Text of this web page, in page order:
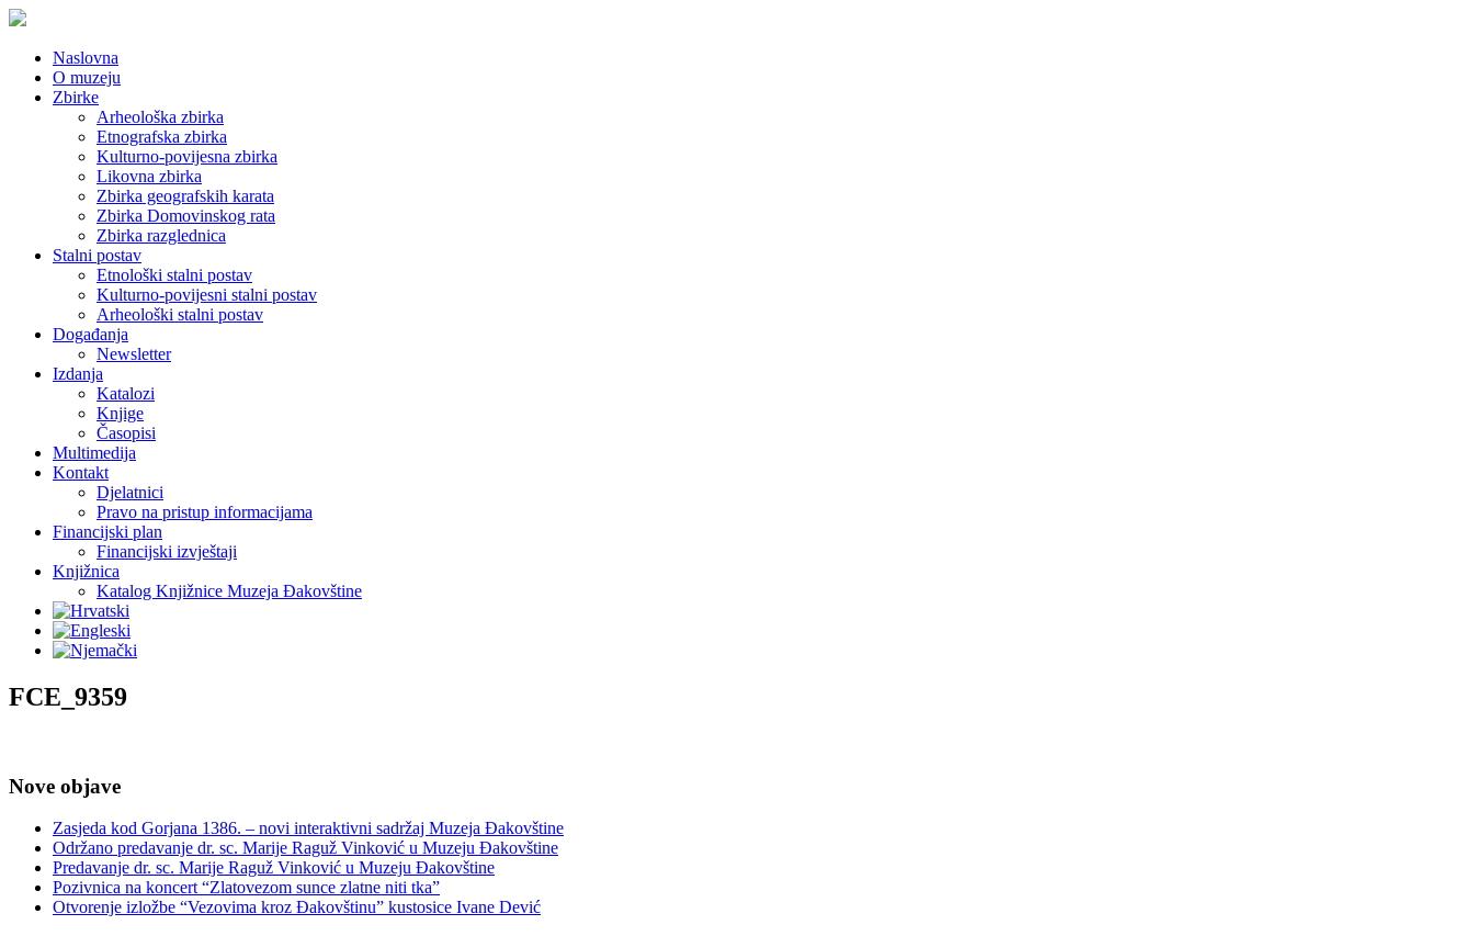
Naslovna
O muzeju
Zbirke
Arheološka zbirka
Etnografska zbirka
Kulturno-povijesna zbirka
Likovna zbirka
Zbirka geografskih karata
Zbirka Domovinskog rata
Zbirka razglednica
Stalni postav
Etnološki stalni postav
Kulturno-povijesni stalni postav
Arheološki stalni postav
Događanja
Newsletter
Izdanja
Katalozi
Knjige
Časopisi
Multimedija
Kontakt
Djelatnici
Pravo na pristup informacijama
Financijski plan
Financijski izvještaji
Knjižnica
Katalog Knjižnice Muzeja Đakovštine
FCE_9359
Nove objave
Zasjeda kod Gorjana 1386. – novi interaktivni sadržaj Muzeja Đakovštine
Održano predavanje dr. sc. Marije Raguž Vinković u Muzeju Đakovštine
Predavanje dr. sc. Marije Raguž Vinković u Muzeju Đakovštine
Pozivnica na koncert “Zlatovezom sunce zlatne niti tka”
Otvorenje izložbe “Vezovima kroz Đakovštinu” kustosice Ivane Dević